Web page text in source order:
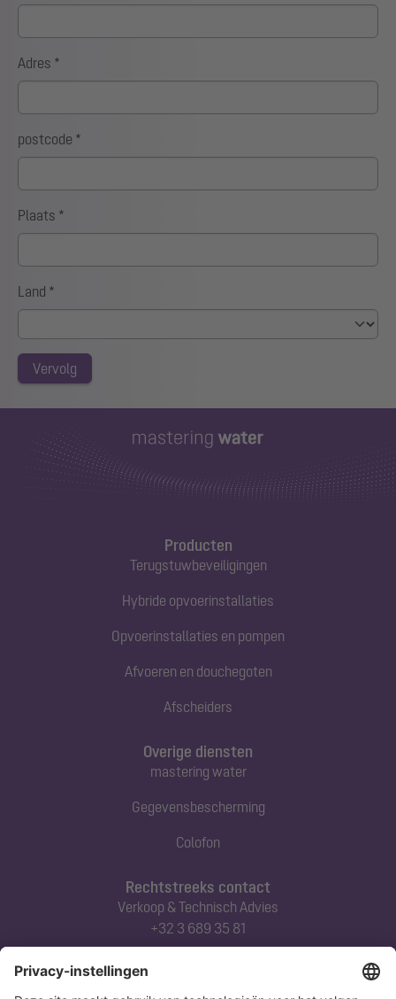
Adres *
postcode *
Plaats *
Land *
Vervolg
Producten
Terugstuwbeveiligingen
Hybride opvoerinstallaties
Opvoerinstallaties en pompen
Afvoeren en douchegoten
Afscheiders
Rechtstreeks contact
Verkoop & Technisch Advies
+32 3 689 35 81
Overige diensten
mastering water
Gegevensbescherming
Colofon